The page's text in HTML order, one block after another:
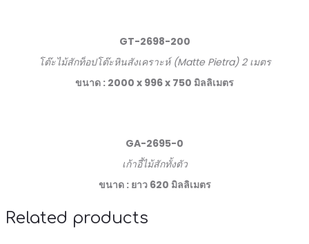
GT-2698-200
โต๊ะไม้สักท็อปโต๊ะหินสังเคราะห์ (Matte Pietra) 2 เมตร
ขนาด : 2000 x 996 x 750 มิลลิเมตร
GA-2695-0
เก้าอี้ไม้สักทั้งตัว
ขนาด : ยาว 620 มิลลิเมตร
Related products